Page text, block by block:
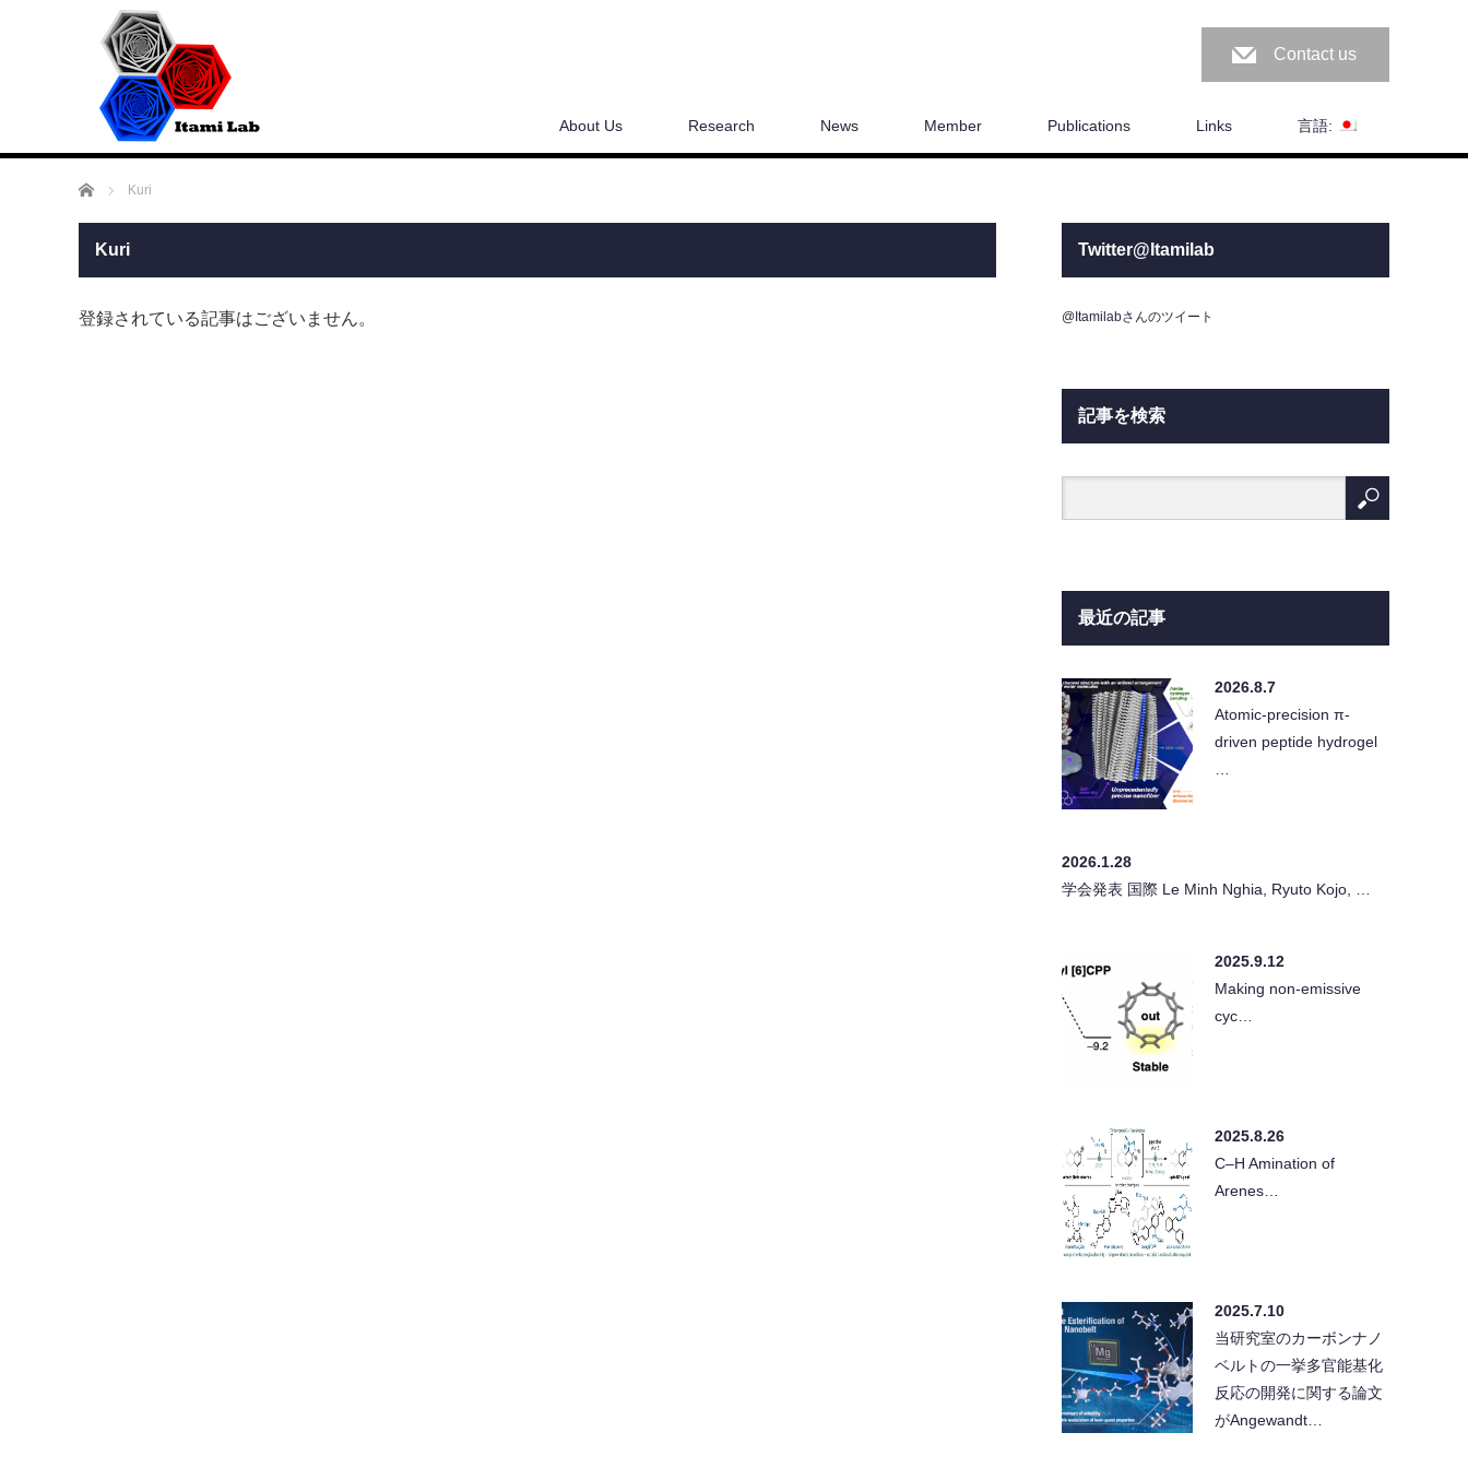
Contact us
About Us Research News Member Publications Links 言語:
ホーム Kuri
Kuri
登録されている記事はございません。
Twitter@Itamilab
@Itamilabさんのツイート
記事を検索
最近の記事
2026.8.7
Atomic-precision π-
driven peptide hydrogel
2026.1.28
学会発表 国際 Le Minh Nghia, Ryuto Kojo, …
2025.9.12
Making non-emissive
cyc…
2025.8.26
C–H Amination of
Arenes…
2025.7.10
当研究室のカーボンナノ
ベルトの一挙多官能基化
反応の開発に関する論文
がAngewandt…